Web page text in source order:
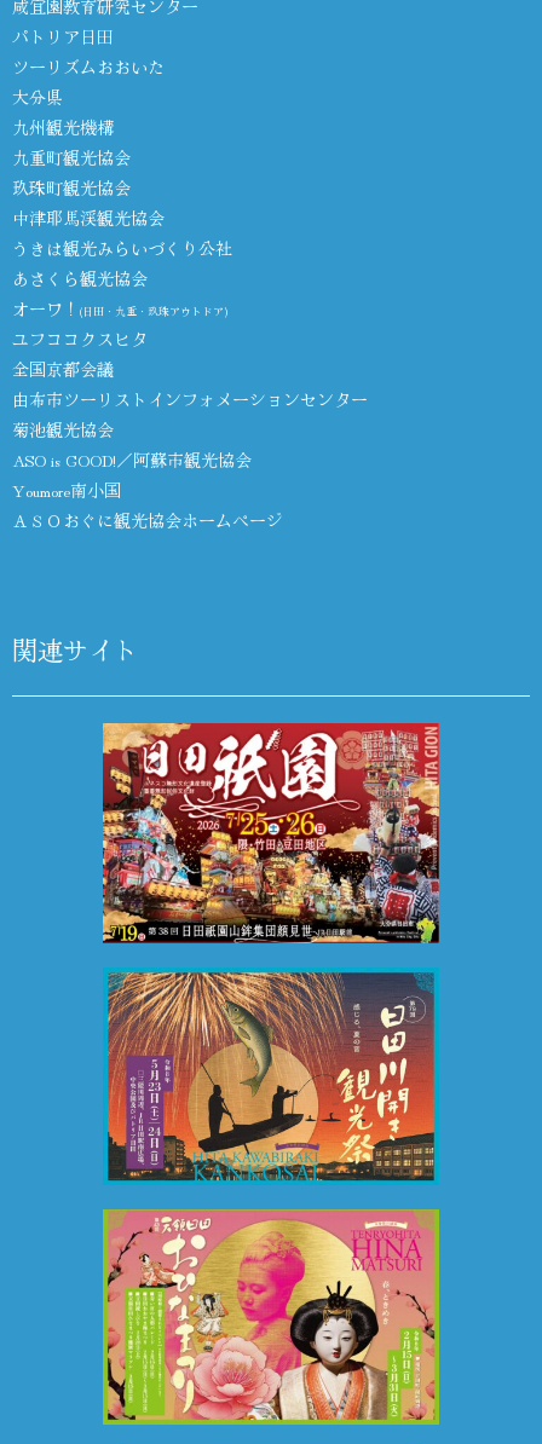
咸宜園教育研究センター
パトリア日田
ツーリズムおおいた
大分県
九州観光機構
九重町観光協会
玖珠町観光協会
中津耶馬渓観光協会
うきは観光みらいづくり公社
あさくら観光協会
オーワ！ (日田・九重・玖珠アウトドア)
ユフココクスヒタ
全国京都会議
由布市ツーリストインフォメーションセンター
菊池観光協会
ASO is GOOD!／阿蘇市観光協会
Youmore南小国
ＡＳＯおぐに観光協会ホームページ
関連サイト